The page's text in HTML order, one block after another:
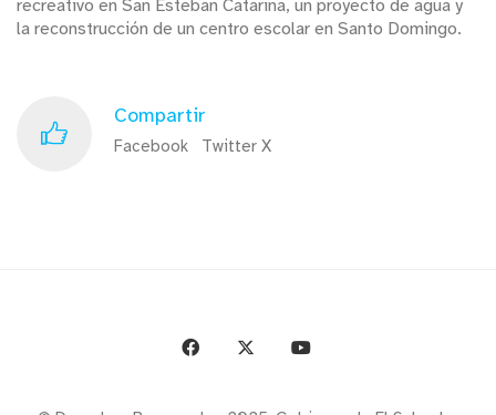
recreativo en San Esteban Catarina, un proyecto de agua y
la reconstrucción de un centro escolar en Santo Domingo.
Compartir
Facebook Twitter X